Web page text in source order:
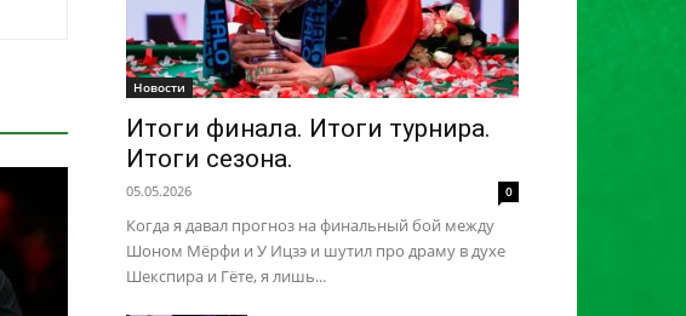
Новости
Итоги финала. Итоги турнира.
Итоги сезона.
05.05.2026 0
Когда я давал прогноз на финальный бой между
Шоном Мёрфи и У Ицзэ и шутил про драму в духе
Шекспира и Гёте, я лишь...